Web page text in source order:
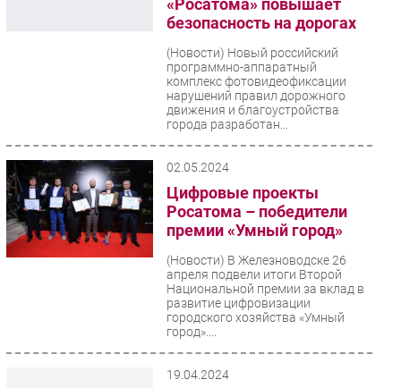
безопасность на дорогах
(Новости) Новый российский
программно-аппаратный
комплекс фотовидеофиксации
нарушений правил дорожного
движения и благоустройства
города разработан...
02.05.2024
Цифровые проекты
Росатома – победители
премии «Умный город»
(Новости) В Железноводске 26
апреля подвели итоги Второй
Национальной премии за вклад в
развитие цифровизации
городского хозяйства «Умный
город»....
19.04.2024